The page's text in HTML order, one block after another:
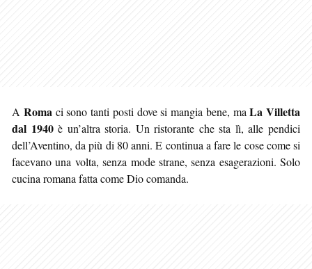
A Roma ci sono tanti posti dove si mangia bene, maLa Villetta
dal 1940è un’altra storia. Un ristorante che sta lì, alle pendici
dell’Aventino, da più di 80 anni. E continua a fare le cose come si
facevano una volta, senza mode strane, senza esagerazioni. Solo
cucina romana fatta come Dio comanda.